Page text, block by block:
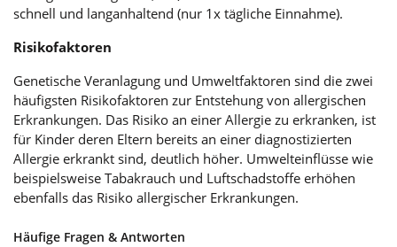
schnell und langanhaltend (nur 1x tägliche Einnahme).
Risikofaktoren
Genetische Veranlagung und Umweltfaktoren sind die zwei
häufigsten Risikofaktoren zur Entstehung von allergischen
Erkrankungen. Das Risiko an einer Allergie zu erkranken, ist
für Kinder deren Eltern bereits an einer diagnostizierten
Allergie erkrankt sind, deutlich höher. Umwelteinflüsse wie
beispielsweise Tabakrauch und Luftschadstoffe erhöhen
ebenfalls das Risiko allergischer Erkrankungen.
Häufige Fragen & Antworten